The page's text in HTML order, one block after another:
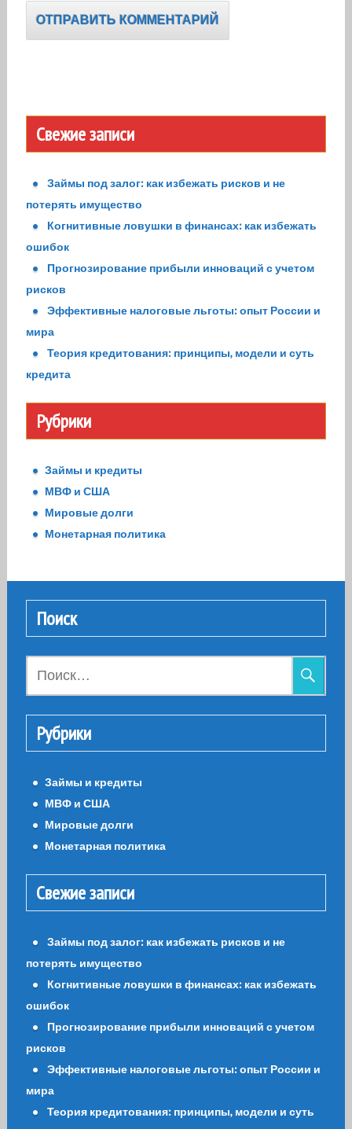
Свежие записи
Займы под залог: как избежать рисков и не
потерять имущество
Когнитивные ловушки в финансах: как избежать
ошибок
Прогнозирование прибыли инноваций с учетом
рисков
Эффективные налоговые льготы: опыт России и
мира
Теория кредитования: принципы, модели и суть
кредита
Рубрики
Займы и кредиты
МВФ и США
Мировые долги
Монетарная политика
Поиск
Рубрики
Займы и кредиты
МВФ и США
Мировые долги
Монетарная политика
Свежие записи
Займы под залог: как избежать рисков и не
потерять имущество
Когнитивные ловушки в финансах: как избежать
ошибок
Прогнозирование прибыли инноваций с учетом
рисков
Эффективные налоговые льготы: опыт России и
мира
Теория кредитования: принципы, модели и суть